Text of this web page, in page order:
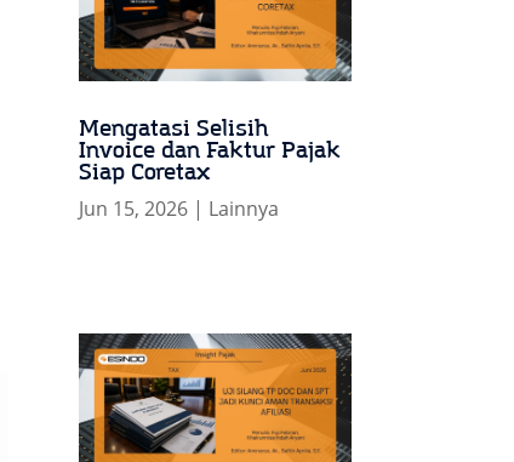
Mengatasi Selisih
Invoice dan Faktur Pajak
Siap Coretax
Jun 15, 2026 | Lainnya